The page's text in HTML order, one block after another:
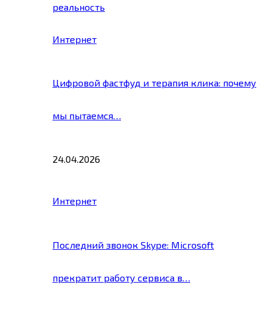
реальность
Интернет
Цифровой фастфуд и терапия клика: почему
мы пытаемся…
24.04.2026
Интернет
Последний звонок Skype: Microsoft
прекратит работу сервиса в…